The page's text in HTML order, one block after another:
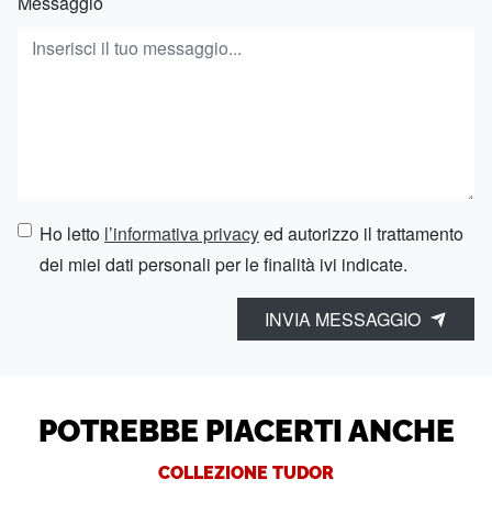
Ho letto l’informativa privacyed autorizzo il trattamento
dei miei dati personali per le finalità ivi indicate.
INVIA MESSAGGIO
POTREBBE PIACERTI ANCHE
COLLEZIONE TUDOR